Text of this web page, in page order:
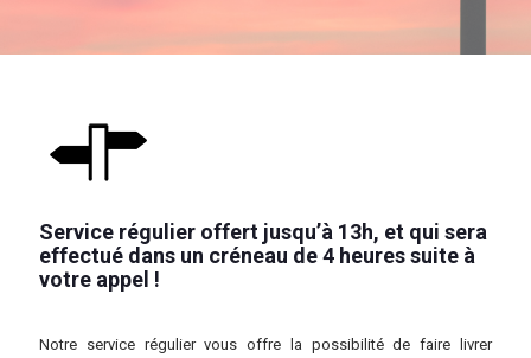
Service régulier offert jusqu’à 13h, et qui sera
effectué dans un créneau de 4 heures suite à
votre appel !
Notre service régulier vous offre la possibilité de faire livrer